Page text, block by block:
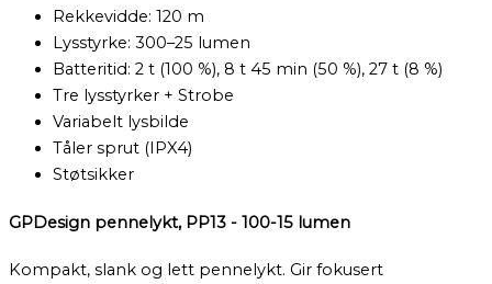
Rekkevidde: 120 m
Lysstyrke: 300–25 lumen
Batteritid: 2 t (100 %), 8 t 45 min (50 %), 27 t (8 %)
Tre lysstyrker + Strobe
Variabelt lysbilde
Tåler sprut (IPX4)
Støtsikker
GPDesign pennelykt, PP13 - 100-15 lumen
Kompakt, slank og lett pennelykt. Gir fokusert